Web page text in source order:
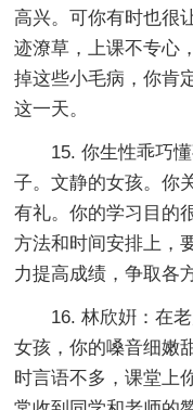
高兴。可你有时也很
迹潦草，上课不专心
掉这些小毛病，你肯
这一天。
15. 你生性乖巧
子。文静的女孩。你
有礼。你的学习目的
方法和时间安排上，
力提高成绩，争取各
16. 林欣姸：在
女孩，你的嗓音细嫩
时言语不多，课堂上